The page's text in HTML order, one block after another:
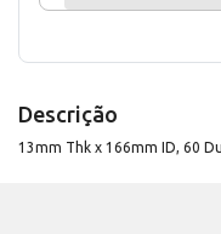
Descrição
13mm Thk x 166mm ID, 60